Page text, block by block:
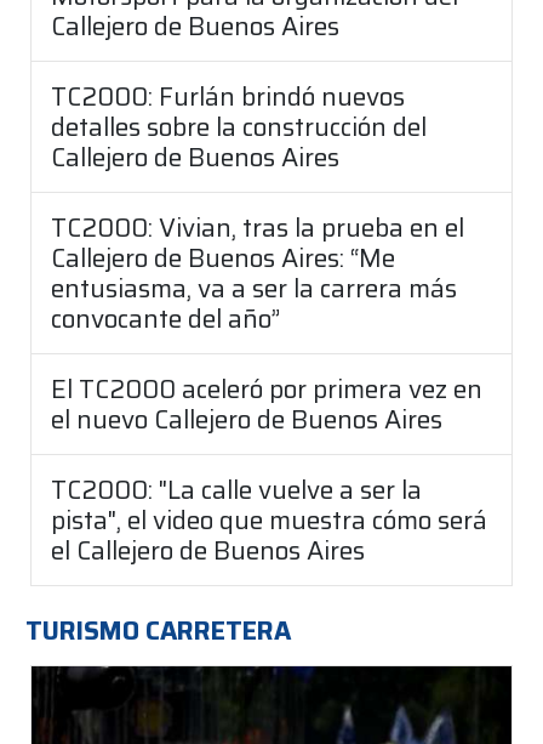
Callejero de Buenos Aires
TC2000: Furlán brindó nuevos
detalles sobre la construcción del
Callejero de Buenos Aires
TC2000: Vivian, tras la prueba en el
Callejero de Buenos Aires: “Me
entusiasma, va a ser la carrera más
convocante del año”
El TC2000 aceleró por primera vez en
el nuevo Callejero de Buenos Aires
TC2000: "La calle vuelve a ser la
pista", el video que muestra cómo será
el Callejero de Buenos Aires
TURISMO CARRETERA